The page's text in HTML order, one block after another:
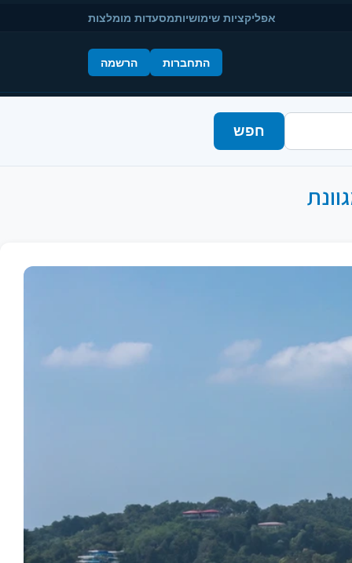
אפליקציות שימושיותמסעדות מומלצות
התחברות הרשמה
חפש